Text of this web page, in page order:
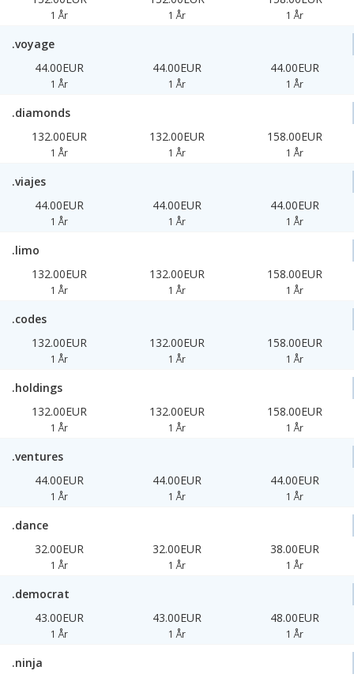
1 År 1 År 1 År
.voyage
44.00EUR
1 År
44.00EUR
1 År
44.00EUR
1 År
.diamonds
132.00EUR
1 År
132.00EUR
1 År
158.00EUR
1 År
.viajes
44.00EUR
1 År
44.00EUR
1 År
44.00EUR
1 År
.limo
132.00EUR
1 År
132.00EUR
1 År
158.00EUR
1 År
.codes
132.00EUR
1 År
132.00EUR
1 År
158.00EUR
1 År
.holdings
132.00EUR
1 År
132.00EUR
1 År
158.00EUR
1 År
.ventures
44.00EUR
1 År
44.00EUR
1 År
44.00EUR
1 År
.dance
32.00EUR
1 År
32.00EUR
1 År
38.00EUR
1 År
.democrat
43.00EUR
1 År
43.00EUR
1 År
48.00EUR
1 År
.ninja